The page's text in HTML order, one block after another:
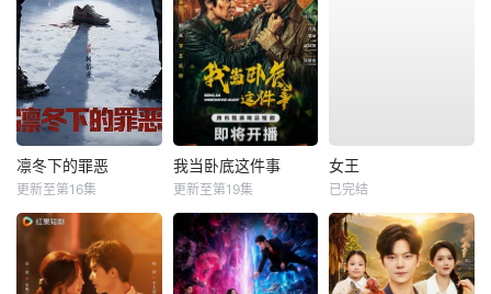
凛冬下的罪恶
更新至第16集
我当卧底这件事
更新至第19集
女王
已完结